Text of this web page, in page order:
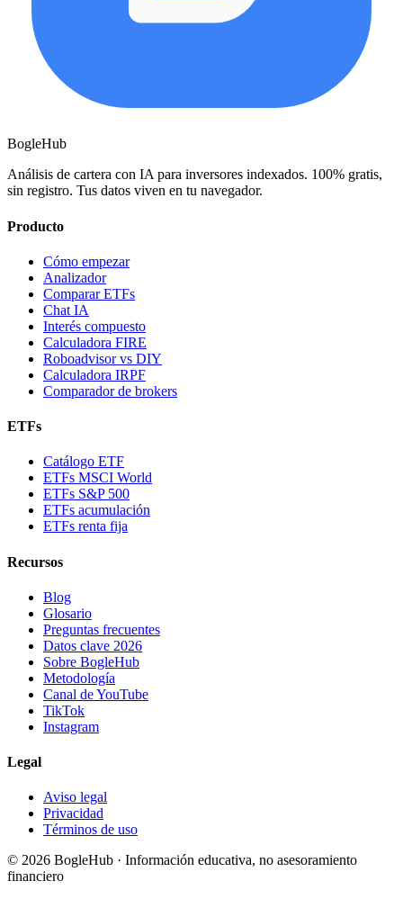
BogleHub
Análisis de cartera con IA para inversores indexados. 100% gratis,
sin registro. Tus datos viven en tu navegador.
Producto
Cómo empezar
Analizador
Comparar ETFs
Chat IA
Interés compuesto
Calculadora FIRE
Roboadvisor vs DIY
Calculadora IRPF
Comparador de brokers
ETFs
Catálogo ETF
ETFs MSCI World
ETFs S&P 500
ETFs acumulación
ETFs renta fija
Recursos
Blog
Glosario
Preguntas frecuentes
Datos clave 2026
Sobre BogleHub
Metodología
Canal de YouTube
TikTok
Instagram
Legal
Aviso legal
Privacidad
Términos de uso
© 2026 BogleHub · Información educativa, no asesoramiento
financiero